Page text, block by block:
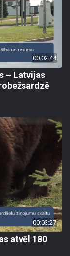
00:02:44
– Latvijas
00:03:27
atvēl 180